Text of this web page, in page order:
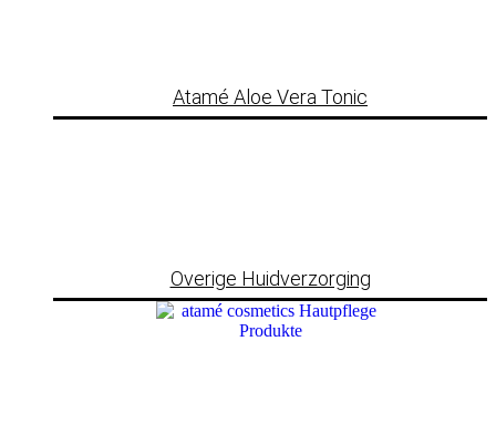
Atamé Aloe Vera Tonic
Overige Huidverzorging